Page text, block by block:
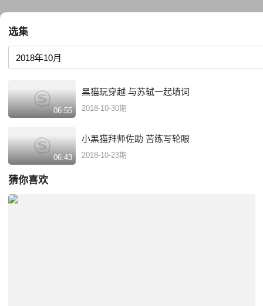
选集
06:55
黑猫玩穿越 与苏轼一起填词
2018-10-30期
06:43
小黑猫拜师佐助 苦练写轮眼
2018-10-23期
猜你喜欢